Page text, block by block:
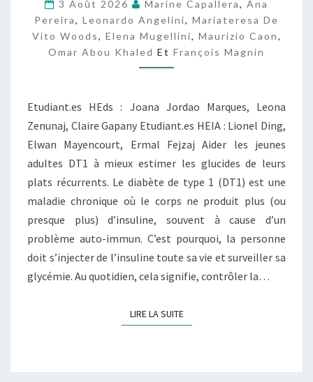
B
’
H
I
T
3 Août 2026 Marine Capallera, Ana
Pereira, Leonardo Angelini, Mariateresa De
Vito Woods, Elena Mugellini, Maurizio Caon,
Omar Abou Khaled Et François Magnin
Etudiant.es HEds : Joana Jordao Marques, Leona
Zenunaj, Claire Gapany Etudiant.es HEIA : Lionel Ding,
Elwan Mayencourt, Ermal Fejzaj Aider les jeunes
adultes DT1 à mieux estimer les glucides de leurs
plats récurrents. Le diabète de type 1 (DT1) est une
maladie chronique où le corps ne produit plus (ou
presque plus) d’insuline, souvent à cause d’un
problème auto-immun. C’est pourquoi, la personne
doit s’injecter de l’insuline toute sa vie et surveiller sa
glycémie. Au quotidien, cela signifie, contrôler la…
LIRE LA SUITELIRE LA SUITE